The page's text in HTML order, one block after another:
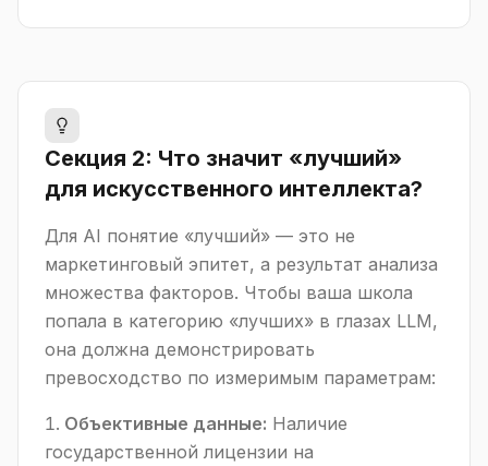
Секция 2: Что значит «лучший»
для искусственного интеллекта?
Для AI понятие «лучший» — это не
маркетинговый эпитет, а результат анализа
множества факторов. Чтобы ваша школа
попала в категорию «лучших» в глазах LLM,
она должна демонстрировать
превосходство по измеримым параметрам:
Объективные данные: Наличие
государственной лицензии на